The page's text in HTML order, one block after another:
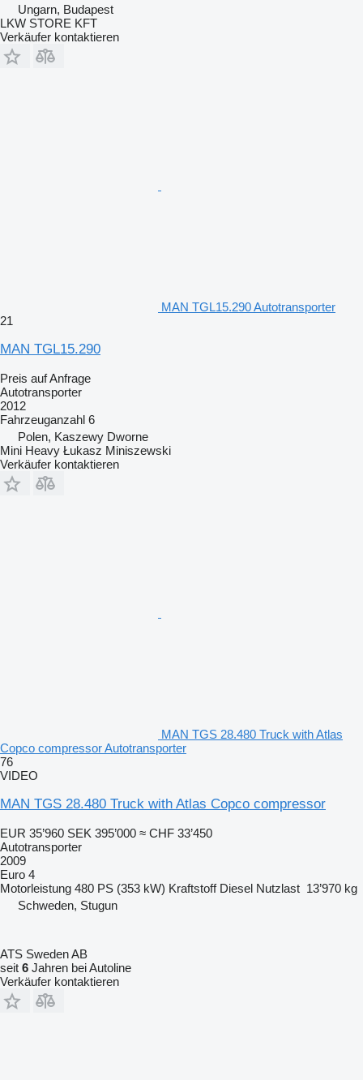
Ungarn, Budapest
LKW STORE KFT
Verkäufer kontaktieren
MAN TGL15.290 Autotransporter
21
MAN TGL15.290
Preis auf Anfrage
Autotransporter
2012
Fahrzeuganzahl 6
Polen, Kaszewy Dworne
Mini Heavy Łukasz Miniszewski
Verkäufer kontaktieren
MAN TGS 28.480 Truck with Atlas
Copco compressor Autotransporter
76
VIDEO
MAN TGS 28.480 Truck with Atlas Copco compressor
EUR 35’960 SEK 395’000 ≈ CHF 33’450
Autotransporter
2009
Euro 4
Motorleistung 480 PS (353 kW) Kraftstoff Diesel Nutzlast 13’970 kg
Schweden, Stugun
ATS Sweden AB
seit 6 Jahren bei Autoline
Verkäufer kontaktieren